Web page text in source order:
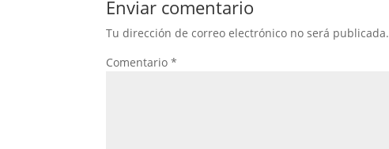
Enviar comentario
Tu dirección de correo electrónico no será publicada.
Comentario*